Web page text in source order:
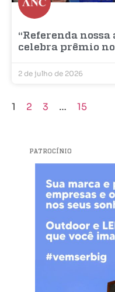
“Referenda
celebra prêmio
2 de julho de 2026
1 2 3 … 15
PATROCÍNIO